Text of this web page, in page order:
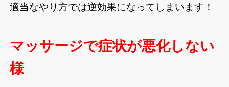
適当なやり方では逆効果になってしまいます！
マッサージで症状が悪化しない
様